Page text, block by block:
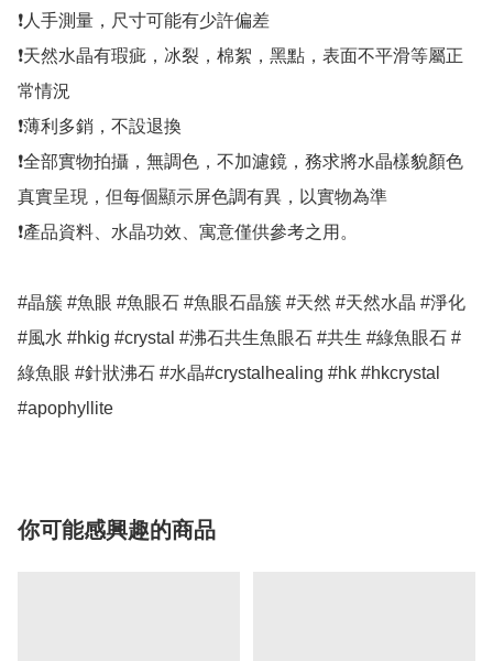
❗人手測量，尺寸可能有少許偏差
❗天然水晶有瑕疵，冰裂，棉絮，黑點，表面不平滑等屬正
常情況
❗薄利多銷，不設退換
❗全部實物拍攝，無調色，不加濾鏡，務求將水晶樣貌顏色
真實呈現，但每個顯示屏色調有異，以實物為準
❗產品資料、水晶功效、寓意僅供參考之用。
#晶簇 #魚眼 #魚眼石 #魚眼石晶簇 #天然 #天然水晶 #淨化
#風水 #hkig #crystal #沸石共生魚眼石 #共生 #綠魚眼石 #
綠魚眼 #針狀沸石 #水晶#crystalhealing #hk #hkcrystal
#apophyllite
你可能感興趣的商品